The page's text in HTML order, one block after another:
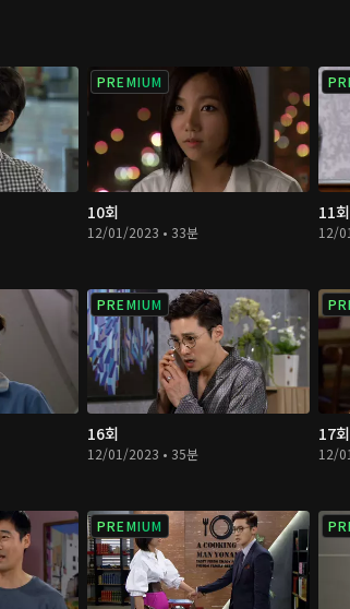
PREMIUM
10회
12/01/2023 • 33분
11회
12/
PREMIUM
16회
12/01/2023 • 35분
17회
12/
PREMIUM